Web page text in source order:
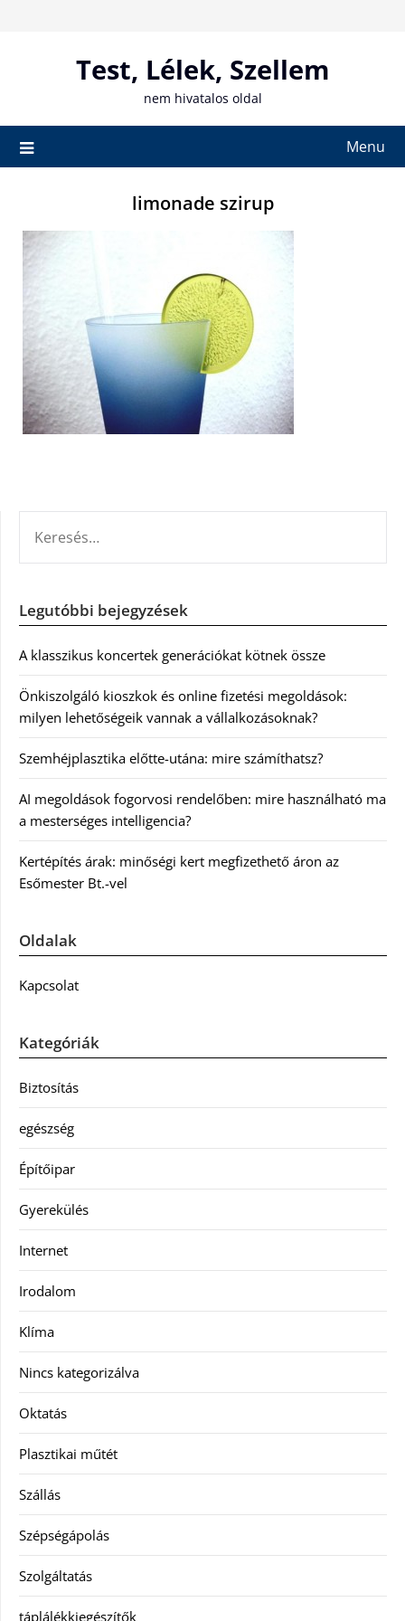
Test, Lélek, Szellem
nem hivatalos oldal
Menu
limonade szirup
Legutóbbi bejegyzések
A klasszikus koncertek generációkat kötnek össze
Önkiszolgáló kioszkok és online fizetési megoldások:
milyen lehetőségeik vannak a vállalkozásoknak?
Szemhéjplasztika előtte-utána: mire számíthatsz?
AI megoldások fogorvosi rendelőben: mire használható ma
a mesterséges intelligencia?
Kertépítés árak: minőségi kert megfizethető áron az
Esőmester Bt.-vel
Oldalak
Kapcsolat
Kategóriák
Biztosítás
egészség
Építőipar
Gyerekülés
Internet
Irodalom
Klíma
Nincs kategorizálva
Oktatás
Plasztikai műtét
Szállás
Szépségápolás
Szolgáltatás
táplálékkiegészítők